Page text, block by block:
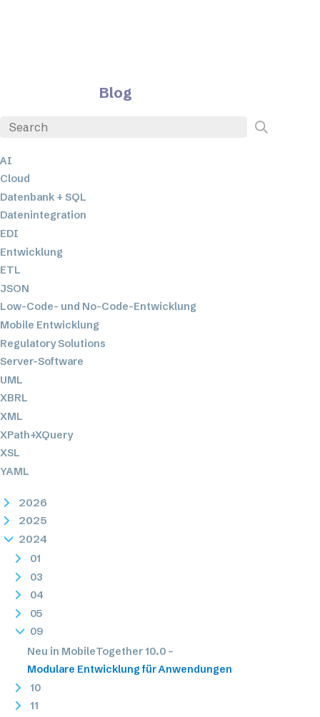
Blog
AI
Cloud
Datenbank + SQL
Datenintegration
EDI
Entwicklung
ETL
JSON
Low-Code- und No-Code-Entwicklung
Mobile Entwicklung
Regulatory Solutions
Server-Software
UML
XBRL
XML
XPath+XQuery
XSL
YAML
2026
2025
2024
01
03
04
05
09
Neu in MobileTogether 10.0 –
Modulare Entwicklung für Anwendungen
10
11